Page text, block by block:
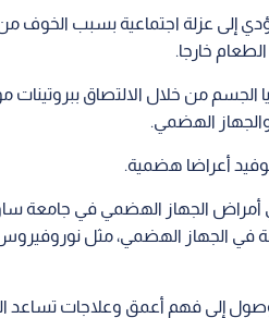
إلى عزلة اجتماعية بسبب الخوف من
خارجا.
الجسم من خلال الالتصاق
الهضمي.
أعراضا هضمية.
أمراض الجهاز الهضمي في جامعة
الهضمي، مثل نوروفيروس
إلى فهم أعمق وعلاجات